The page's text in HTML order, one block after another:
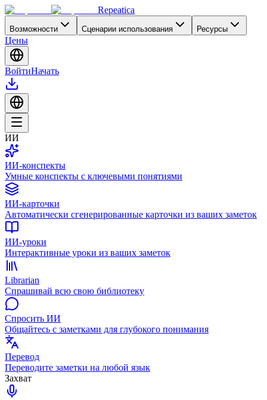
Repeatica
Возможности Сценарии использования Ресурсы
Цены
ВойтиНачать
ИИ
ИИ-конспекты
Умные конспекты с ключевыми понятиями
ИИ-карточки
Автоматически сгенерированные карточки из ваших заметок
ИИ-уроки
Интерактивные уроки из ваших заметок
Librarian
Спрашивай всю свою библиотеку
Спросить ИИ
Общайтесь с заметками для глубокого понимания
Перевод
Переводите заметки на любой язык
Захват